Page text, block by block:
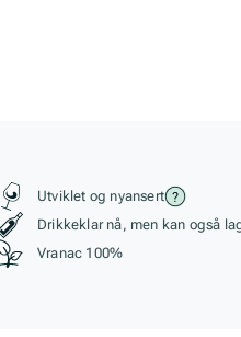
Stil, lagring og
Utviklet og nyansert
Drikkeklar nå, men kan også
Vranac 100%